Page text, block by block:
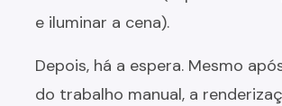
e iluminar a cena).
Depois, há a espera. Mesmo
do trabalho manual, a